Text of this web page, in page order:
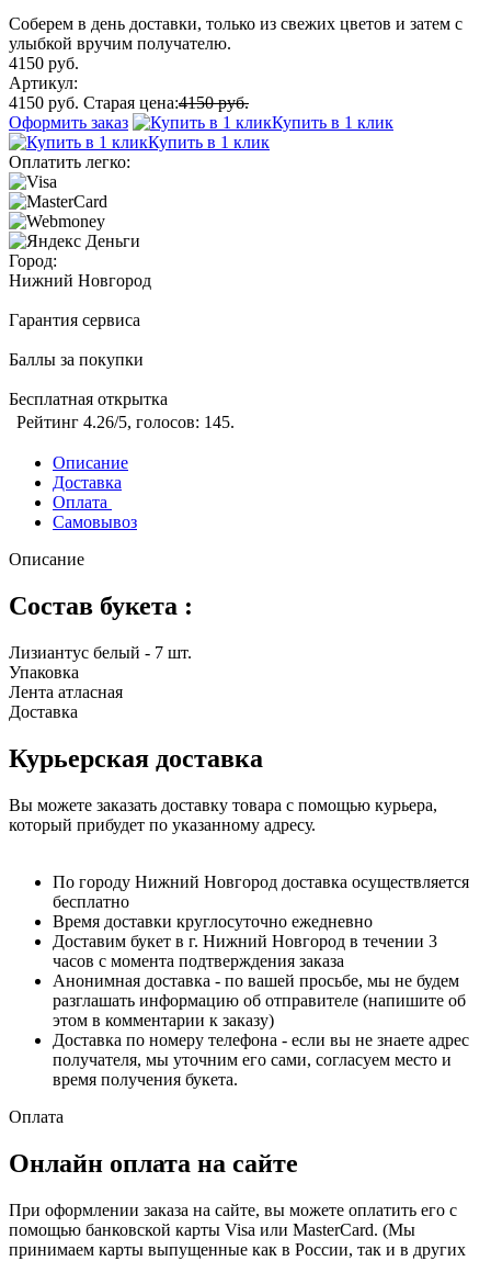
Соберем в день доставки, только из свежих цветов и затем с
улыбкой вручим получателю.
4150 руб.
Артикул:
4150 руб. Старая цена:4150 руб.
Оформить заказ
Купить в 1 клик
Купить в 1 клик
Оплатить легко:
Город:
Нижний Новгород
Гарантия сервиса
Баллы за покупки
Бесплатная открытка
Рейтинг 4.26/5, голосов: 145.
Описание
Доставка
Оплата
Самовывоз
Описание
Состав букета :
Лизиантус белый - 7 шт.
Упаковка
Лента атласная
Доставка
Курьерская доставка
Вы можете заказать доставку товара с помощью курьера,
который прибудет по указанному адресу.
По городу Нижний Новгород доставка осуществляется
бесплатно
Время доставки круглосуточно ежедневно
Доставим букет в г. Нижний Новгород в течении 3
часов с момента подтверждения заказа
Анонимная доставка - по вашей просьбе, мы не будем
разглашать информацию об отправителе (напишите об
этом в комментарии к заказу)
Доставка по номеру телефона - если вы не знаете адрес
получателя, мы уточним его сами, согласуем место и
время получения букета.
Оплата
Онлайн оплата на сайте
При оформлении заказа на сайте, вы можете оплатить его с
помощью банковской карты Visa или MasterCard. (Мы
принимаем карты выпущенные как в России, так и в других